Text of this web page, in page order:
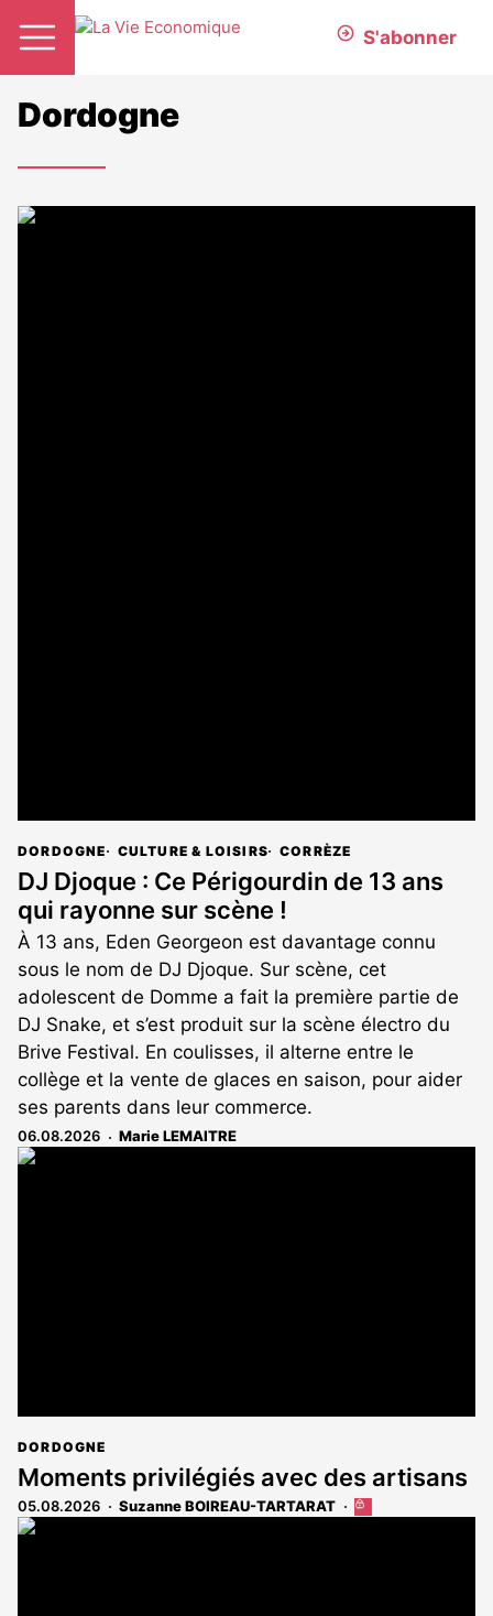
S'abonner
Dordogne
DORDOGNE CULTURE & LOISIRS CORRÈZE
DJ Djoque : Ce Périgourdin de 13 ans
qui rayonne sur scène !
À 13 ans, Eden Georgeon est davantage connu
sous le nom de DJ Djoque. Sur scène, cet
adolescent de Domme a fait la première partie de
DJ Snake, et s’est produit sur la scène électro du
Brive Festival. En coulisses, il alterne entre le
collège et la vente de glaces en saison, pour aider
ses parents dans leur commerce.
06.08.2026 Marie LEMAITRE
DORDOGNE
Moments privilégiés avec des artisans
05.08.2026 Suzanne BOIREAU-TARTARAT
Cet